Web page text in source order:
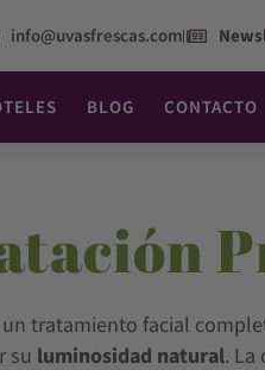
info@uvasfrescas.com
BLOG CONTACTO
tratamiento facial
su luminosidad natural. La